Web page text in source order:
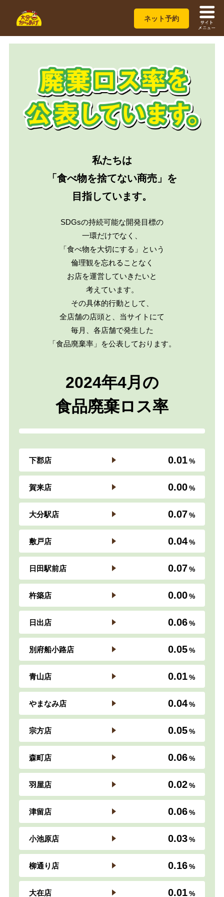
ネット予約
私たちは
「食べ物を捨てない商売」を
目指しています。
SDGsの持続可能な開発目標の
一環だけでなく、
「食べ物を大切にする」という
倫理観を忘れることなく
お店を運営していきたいと
考えています。
その具体的行動として、
全店舗の店頭と、当サイトにて
毎月、各店舗で発生した
「食品廃棄率」を公表しております。
2024年4月の
食品廃棄ロス率
下郡店 0.01
賀来店 0.00
大分駅店 0.07
敷戸店 0.04
日田駅前店 0.07
杵築店 0.00
日出店 0.06
別府船小路店 0.05
青山店 0.01
やまなみ店 0.04
宗方店 0.05
森町店 0.06
羽屋店 0.02
津留店 0.06
小池原店 0.03
柳通り店 0.16
大在店 0.01